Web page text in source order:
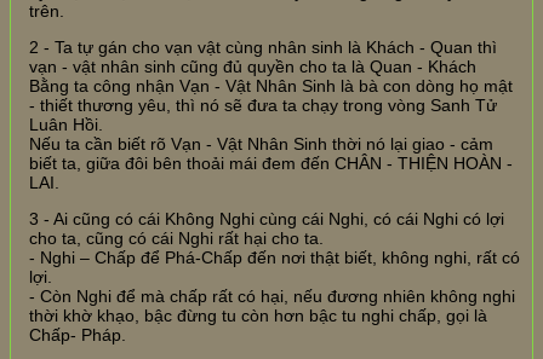
trên.
2 - Ta tự gán cho vạn vật cùng nhân sinh là Khách - Quan thì
vạn - vật nhân sinh cũng đủ quyền cho ta là Quan - Khách
Bằng ta công nhận Vạn - Vật Nhân Sinh là bà con dòng họ mật
- thiết thương yêu, thì nó sẽ đưa ta chạy trong vòng Sanh Tử
Luân Hồi.
Nếu ta cần biết rõ Vạn - Vật Nhân Sinh thời nó lại giao - cảm
biết ta, giữa đôi bên thoải mái đem đến CHÂN - THIỆN HOÀN -
LAI.
3 - Ai cũng có cái Không Nghi cùng cái Nghi, có cái Nghi có lợi
cho ta, cũng có cái Nghi rất hại cho ta.
- Nghi – Chấp để Phá-Chấp đến nơi thật biết, không nghi, rất có
lợi.
- Còn Nghi để mà chấp rất có hại, nếu đương nhiên không nghi
thời khờ khạo, bậc đừng tu còn hơn bậc tu nghi chấp, gọi là
Chấp- Pháp.